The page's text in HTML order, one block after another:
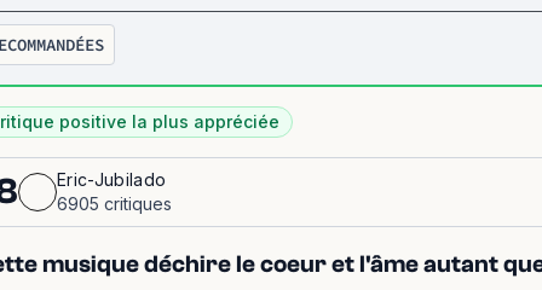
positive la plus appréciée
Eric-Jubilado
6905 critiques
musique déchire le coeur et l'âme autant